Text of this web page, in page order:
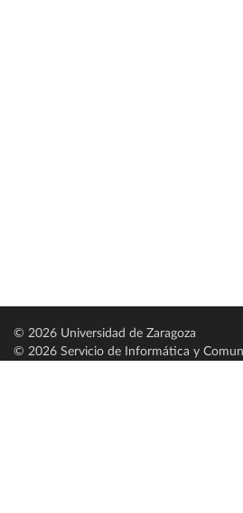
© 2026 Universidad de Zaragoza
© 2026 Servicio de Informática y